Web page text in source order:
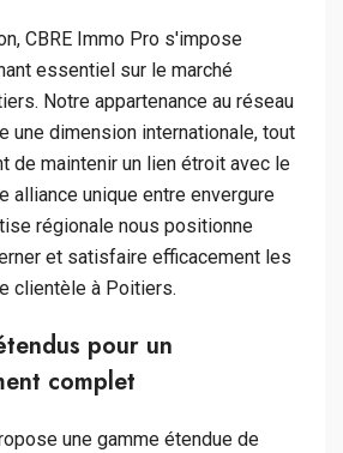
CBRE Immo Pro s'impose
essentiel sur le marché
Notre appartenance au réseau
une dimension internationale, tout
de maintenir un lien étroit avec le
alliance unique entre envergure
régionale nous positionne
et satisfaire efficacement les
clientèle à Poitiers.
pour un
complet
une gamme étendue de